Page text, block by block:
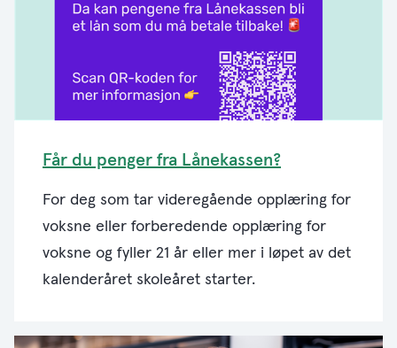
Får du penger fra Lånekassen?
For deg som tar videregående opplæring for
voksne eller forberedende opplæring for
voksne og fyller 21 år eller mer i løpet av det
kalenderåret skoleåret starter.